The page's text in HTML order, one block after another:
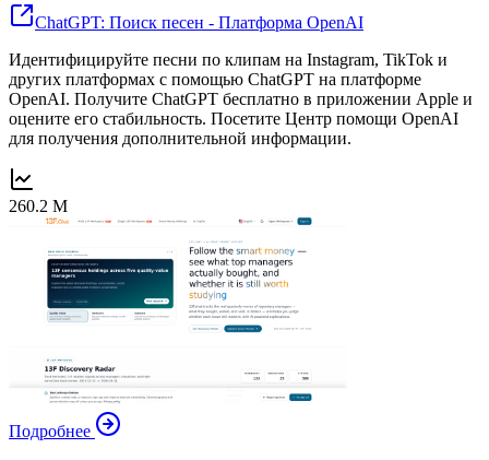
ChatGPT: Поиск песен - Платформа OpenAI
Идентифицируйте песни по клипам на Instagram, TikTok и
других платформах с помощью ChatGPT на платформе
OpenAI. Получите ChatGPT бесплатно в приложении Apple и
оцените его стабильность. Посетите Центр помощи OpenAI
для получения дополнительной информации.
260.2 M
Подробнее